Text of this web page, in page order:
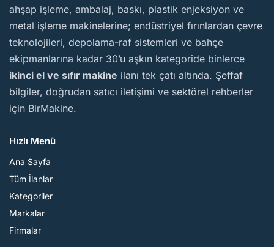
ahşap işleme, ambalaj, baskı, plastik enjeksiyon ve
metal işleme makinelerine; endüstriyel fırınlardan çevre
teknolojileri, depolama-raf sistemleri ve bahçe
ekipmanlarına kadar 30’u aşkın kategoride binlerce
ikinci el ve sıfır makine ilanı tek çatı altında. Şeffaf
bilgiler, doğrudan satıcı iletişimi ve sektörel rehberler
için BirMakine.
Hızlı Menü
Ana Sayfa
Tüm İlanlar
Kategoriler
Markalar
Firmalar